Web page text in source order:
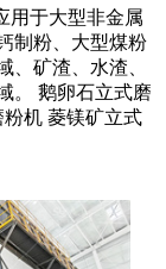
用于大型非金属
制粉、大型煤粉
、矿渣、水渣、
。 鹅卵石立式磨
机 菱镁矿立式